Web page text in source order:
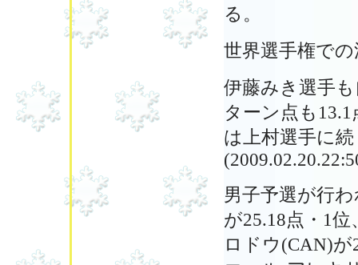
る。
世界選手権で
伊藤みき選手
ターン点も
は上村選手に
男子予選が行
が25.18点・1
ロドウ(CAN)が